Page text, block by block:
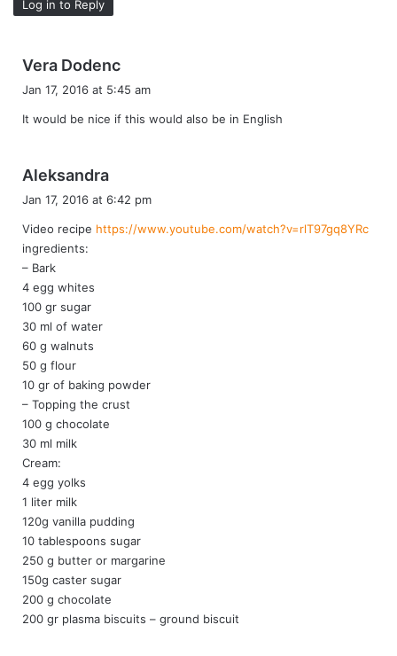
Log in to Reply
Vera Dodenc
s
Jan 17, 2016 at 5:45 am
It would be nice if this would also be in English
Aleksandra
s
Jan 17, 2016 at 6:42 pm
Video recipe https://www.youtube.com/watch?v=rlT97gq8YRc
ingredients:
– Bark
4 egg whites
100 gr sugar
30 ml of water
60 g walnuts
50 g flour
10 gr of baking powder
– Topping the crust
100 g chocolate
30 ml milk
Cream:
4 egg yolks
1 liter milk
120g vanilla pudding
10 tablespoons sugar
250 g butter or margarine
150g caster sugar
200 g chocolate
200 gr plasma biscuits – ground biscuit